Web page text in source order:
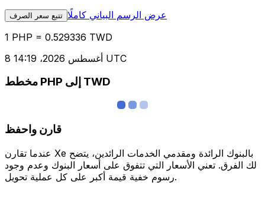
تتبع سعر الصرف عرض الرسم البياني كاملًا
1 PHP = 0.529336 TWD
8 أغسطس 2026، 14:19 UTC
مخطط PHP إلى TWD
قارن واحفظ
عندما تقارن Xe بالبنوك الرائدة ومقدمي الخدمات الرائدين، يتضح
لك الفرق. تعني الأسعار التي تتفوق على أسعار البنوك وعدم وجود
رسوم خفية قيمة أكبر على كل عملية تحويل.